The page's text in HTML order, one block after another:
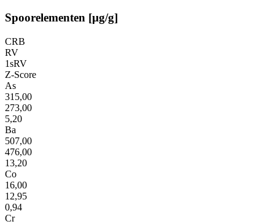
Spoorelementen [µg/g]
CRB
RV
1sRV
Z-Score
As
315,00
273,00
5,20
Ba
507,00
476,00
13,20
Co
16,00
12,95
0,94
Cr